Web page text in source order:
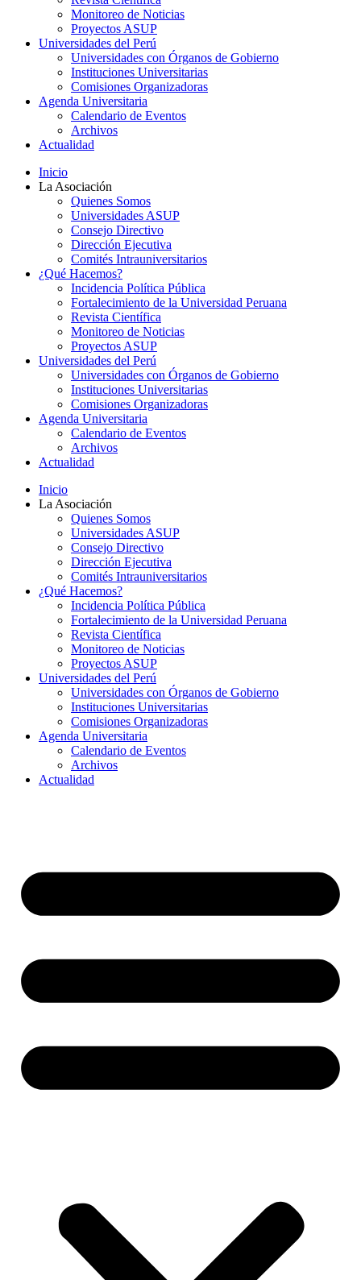
Monitoreo de Noticias
Proyectos ASUP
Universidades del Perú
Universidades con Órganos de Gobierno
Instituciones Universitarias
Comisiones Organizadoras
Agenda Universitaria
Calendario de Eventos
Archivos
Actualidad
Inicio
La Asociación
Quienes Somos
Universidades ASUP
Consejo Directivo
Dirección Ejecutiva
Comités Intrauniversitarios
¿Qué Hacemos?
Incidencia Política Pública
Fortalecimiento de la Universidad Peruana
Revista Científica
Monitoreo de Noticias
Proyectos ASUP
Universidades del Perú
Universidades con Órganos de Gobierno
Instituciones Universitarias
Comisiones Organizadoras
Agenda Universitaria
Calendario de Eventos
Archivos
Actualidad
Inicio
La Asociación
Quienes Somos
Universidades ASUP
Consejo Directivo
Dirección Ejecutiva
Comités Intrauniversitarios
¿Qué Hacemos?
Incidencia Política Pública
Fortalecimiento de la Universidad Peruana
Revista Científica
Monitoreo de Noticias
Proyectos ASUP
Universidades del Perú
Universidades con Órganos de Gobierno
Instituciones Universitarias
Comisiones Organizadoras
Agenda Universitaria
Calendario de Eventos
Archivos
Actualidad